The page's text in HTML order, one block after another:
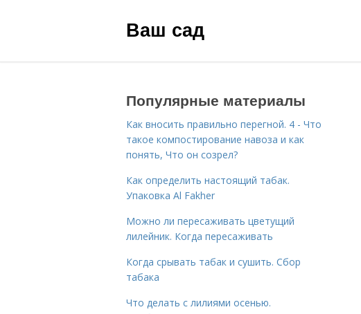
Ваш сад
Популярные материалы
Как вносить правильно перегной. 4 - Что
такое компостирование навоза и как
понять, Что он созрел?
Как определить настоящий табак.
Упаковка Al Fakher
Можно ли пересаживать цветущий
лилейник. Когда пересаживать
Когда срывать табак и сушить. Сбор
табака
Что делать с лилиями осенью.